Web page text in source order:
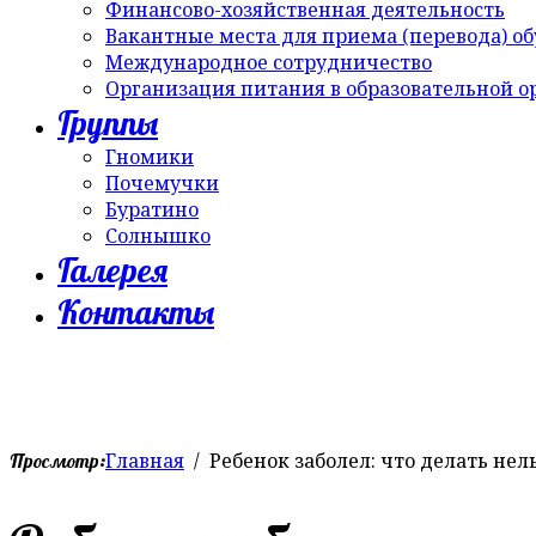
Финансово-хозяйственная деятельность
Вакантные места для приема (перевода)
Международное сотрудничество
Организация питания в образовательной
Группы
Гномики
Почемучки
Буратино
Солнышко
Галерея
Контакты
Просмотр:Главная Ребенок заболел: что делать